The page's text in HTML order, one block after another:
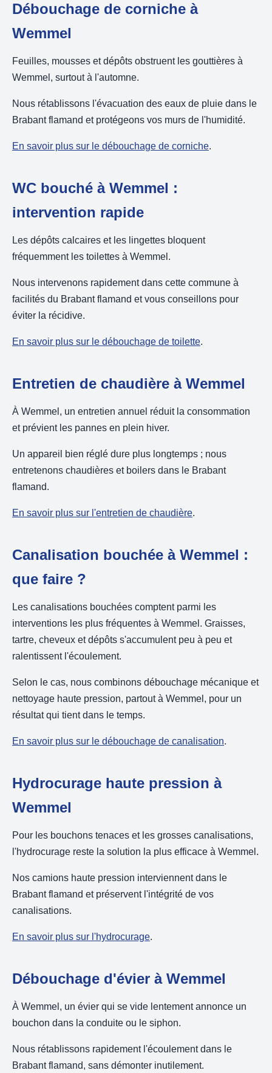
Débouchage de corniche à
Wemmel
Feuilles, mousses et dépôts obstruent les gouttières à
Wemmel, surtout à l'automne.
Nous rétablissons l'évacuation des eaux de pluie dans le
Brabant flamand et protégeons vos murs de l'humidité.
En savoir plus sur le débouchage de corniche.
WC bouché à Wemmel :
intervention rapide
Les dépôts calcaires et les lingettes bloquent
fréquemment les toilettes à Wemmel.
Nous intervenons rapidement dans cette commune à
facilités du Brabant flamand et vous conseillons pour
éviter la récidive.
En savoir plus sur le débouchage de toilette.
Entretien de chaudière à Wemmel
À Wemmel, un entretien annuel réduit la consommation
et prévient les pannes en plein hiver.
Un appareil bien réglé dure plus longtemps ; nous
entretenons chaudières et boilers dans le Brabant
flamand.
En savoir plus sur l'entretien de chaudière.
Canalisation bouchée à Wemmel :
que faire ?
Les canalisations bouchées comptent parmi les
interventions les plus fréquentes à Wemmel. Graisses,
tartre, cheveux et dépôts s'accumulent peu à peu et
ralentissent l'écoulement.
Selon le cas, nous combinons débouchage mécanique et
nettoyage haute pression, partout à Wemmel, pour un
résultat qui tient dans le temps.
En savoir plus sur le débouchage de canalisation.
Hydrocurage haute pression à
Wemmel
Pour les bouchons tenaces et les grosses canalisations,
l'hydrocurage reste la solution la plus efficace à Wemmel.
Nos camions haute pression interviennent dans le
Brabant flamand et préservent l'intégrité de vos
canalisations.
En savoir plus sur l'hydrocurage.
Débouchage d'évier à Wemmel
À Wemmel, un évier qui se vide lentement annonce un
bouchon dans la conduite ou le siphon.
Nous rétablissons rapidement l'écoulement dans le
Brabant flamand, sans démonter inutilement.